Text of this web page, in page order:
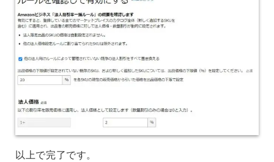
以上で完了です。